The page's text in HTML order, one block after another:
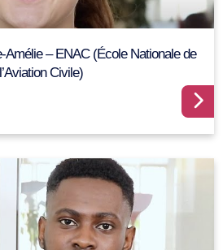
Amélie – ENAC (École Nationale de
l’Aviation Civile)